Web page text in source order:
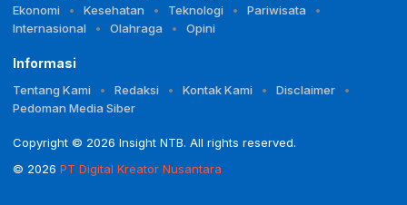
Ekonomi
Kesehatan Teknologi
Pariwisata
Internasional
Olahraga Opini
Informasi
Tentang Kami Redaksi Kontak Kami
Disclaimer
Pedoman Media Siber
Copyright © 2026 Insight NTB. All rights reserved.
© 2026 PT Digital Kreator Nusantara